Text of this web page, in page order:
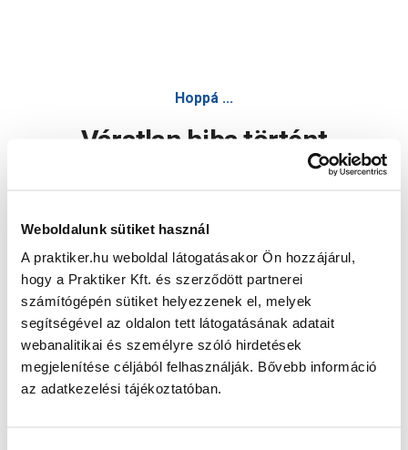
Weboldalunk sütiket használ
A praktiker.hu weboldal látogatásakor Ön hozzájárul,
hogy a Praktiker Kft. és szerződött partnerei
számítógépén sütiket helyezzenek el, melyek
segítségével az oldalon tett látogatásának adatait
webanalitikai és személyre szóló hirdetések
megjelenítése céljából felhasználják. Bővebb információ
az adatkezelési tájékoztatóban.
Hoppá ...
Váratlan hiba történt
Oldal újratöltése